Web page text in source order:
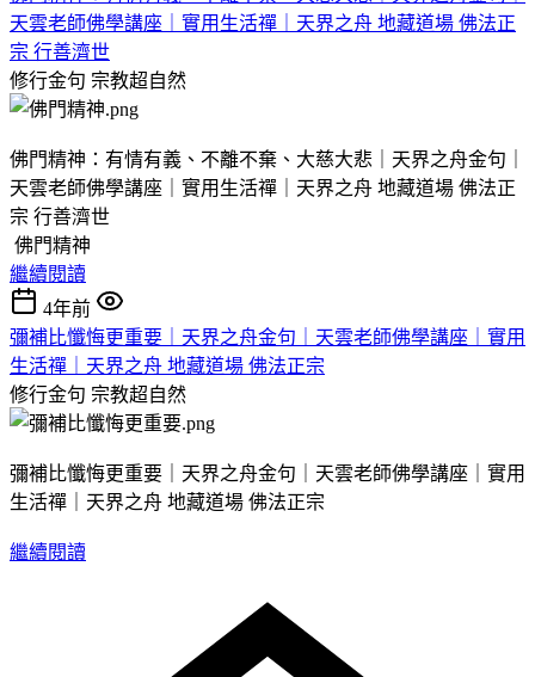
天雲老師佛學講座｜實用生活禪｜天界之舟 地藏道場 佛法正
宗 行善濟世
修行金句 宗教超自然
佛門精神：有情有義、不離不棄、大慈大悲｜天界之舟金句｜
天雲老師佛學講座｜實用生活禪｜天界之舟 地藏道場 佛法正
宗 行善濟世
佛門精神
繼續閱讀
4年前
彌補比懺悔更重要｜天界之舟金句｜天雲老師佛學講座｜實用
生活禪｜天界之舟 地藏道場 佛法正宗
修行金句 宗教超自然
彌補比懺悔更重要｜天界之舟金句｜天雲老師佛學講座｜實用
生活禪｜天界之舟 地藏道場 佛法正宗
繼續閱讀